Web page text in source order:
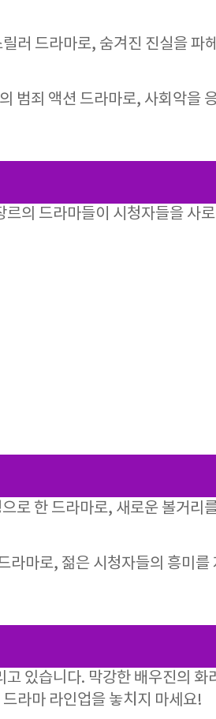
러 드라마로, 숨겨진 진실을 파
범죄 액션 드라마로, 사회악을
의 드라마들이 시청자들을 사로
로 한 드라마로, 새로운 볼거리
라마로, 젊은 시청자들의 흥미를
있습니다. 막강한 배우진의 화
라마 라인업을 놓치지 마세요!